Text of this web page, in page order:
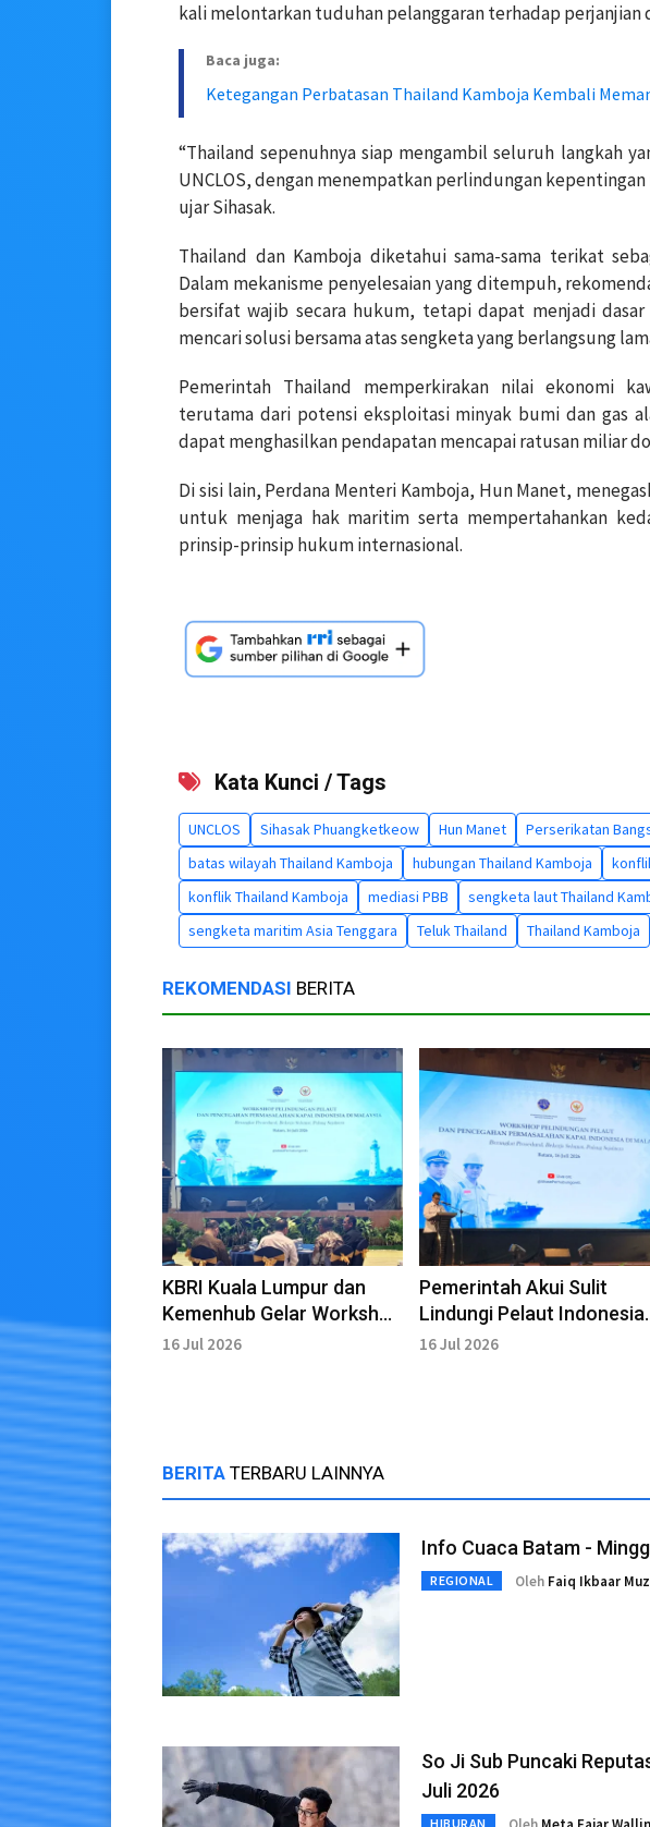
kali melontarkan tuduhan pelanggaran terhadap perjanjian
Baca juga:
Ketegangan Perbatasan Thailand Kamboja Kembali
“Thailand sepenuhnya siap mengambil seluruh langkah
UNCLOS, dengan menempatkan perlindungan
ujar Sihasak.
Thailand dan Kamboja diketahui sama-sama terikat
Dalam mekanisme penyelesaian yang ditempuh,
bersifat wajib secara hukum, tetapi dapat menjadi
mencari solusi bersama atas sengketa yang berlangsung
Pemerintah Thailand memperkirakan nilai ekonomi
terutama dari potensi eksploitasi minyak bumi dan gas
dapat menghasilkan pendapatan mencapai ratusan miliar
Di sisi lain, Perdana Menteri Kamboja, Hun Manet,
untuk menjaga hak maritim serta mempertahankan
prinsip-prinsip hukum internasional.
Kata Kunci / Tags
UNCLOS Sihasak Phuangketkeow Hun Manet
Perserikatan
batas wilayah Thailand Kamboja
hubungan Thailand Kamboja
konflik Thailand Kamboja
mediasi PBB
sengketa laut Thailand
sengketa maritim Asia Tenggara
Teluk Thailand Thailand Kamboja
REKOMENDASI BERITA
KBRI Kuala Lumpur dan
Kemenhub Gelar Workshop
Perlindungan Pelaut
16 Jul 2026
Pemerintah Akui Sulit
Lindungi Pelaut Indonesia
Ilegal
16 Jul 2026
BERITA TERBARU LAINNYA
Info Cuaca Batam -
REGIONAL Oleh Faiq Ikbaar
So Ji Sub Puncaki
Juli 2026
HIBURAN